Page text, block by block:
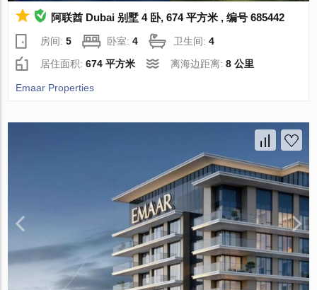
阿联酋 Dubai 别墅 4 卧, 674 平方米 , 编号 685442
房间:5 卧室:4 卫生间:4
居住面积:674 平方米 离海边距离:8 公里
Emaar Properties